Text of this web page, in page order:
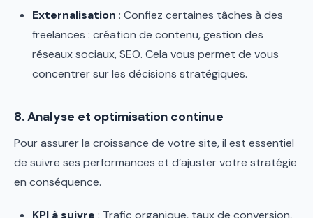
Externalisation : Confiez certaines tâches à des
freelances : création de contenu, gestion des
réseaux sociaux, SEO. Cela vous permet de vous
concentrer sur les décisions stratégiques.
8. Analyse et optimisation continue
Pour assurer la croissance de votre site, il est essentiel
de suivre ses performances et d’ajuster votre stratégie
en conséquence.
KPI à suivre : Trafic organique, taux de conversion,